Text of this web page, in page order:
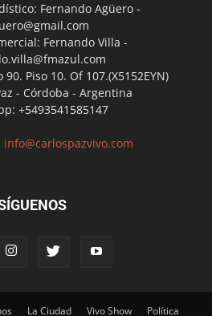
Fernando Agüero -
Fernando Villa -
Piso 10. Of 107.(X5152EYN)
- Córdoba - Argentina
+5493541585147
info@carlospazvivo.com
La Ciudad Vivo Show Política